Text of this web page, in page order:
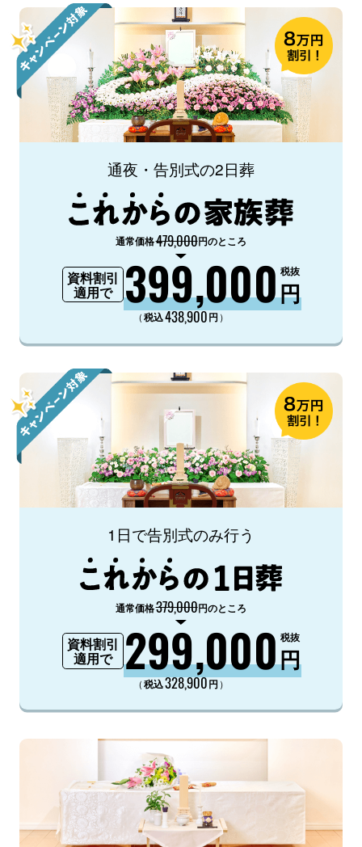
通夜・告別式の2日葬
通常価格479,000円のところ
資料割引
適用で
399,000円
税抜
（税込438,900円 ）
1日で告別式のみ行う
通常価格379,000円のところ
資料割引
適用で
299,000円
税抜
（税込328,900円 ）